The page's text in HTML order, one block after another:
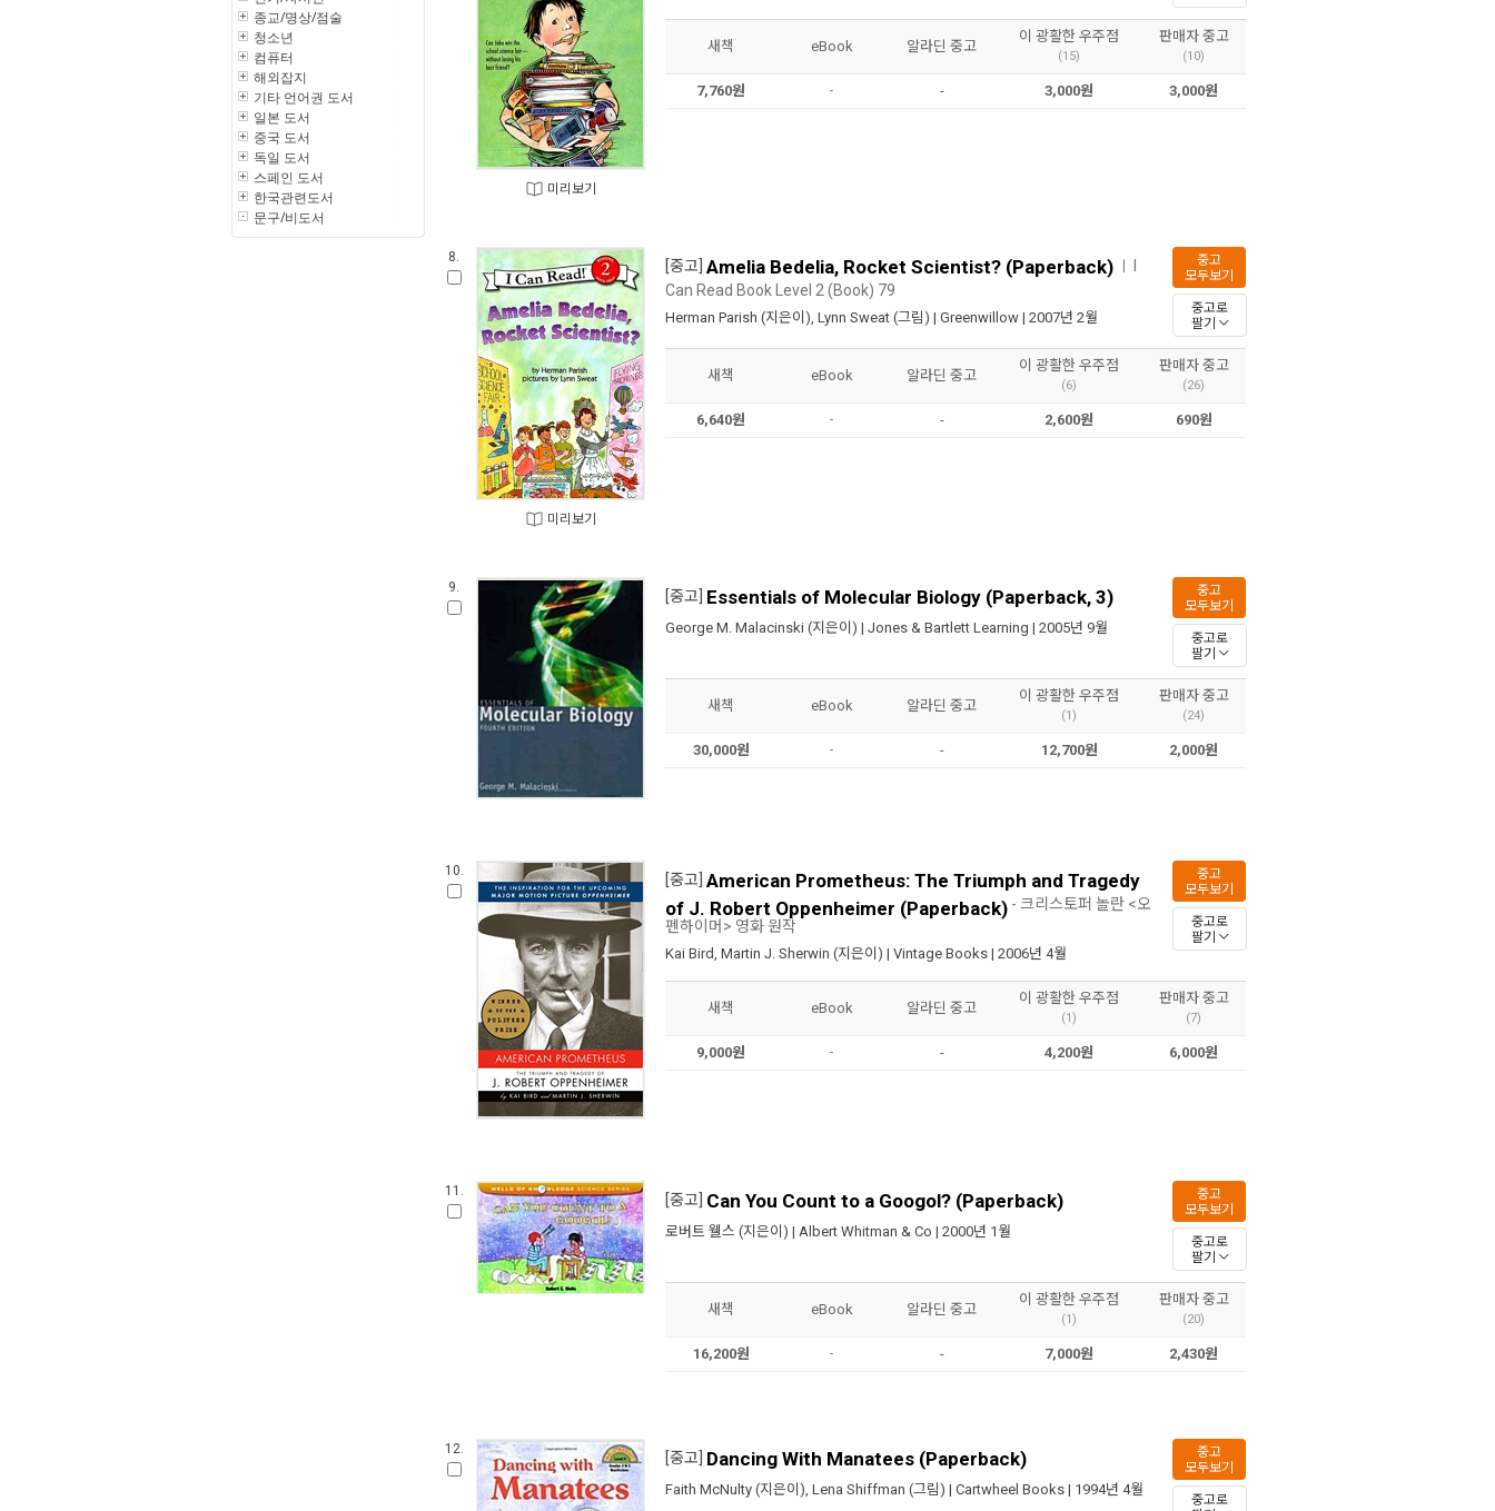
종교/명상/점술
청소년
컴퓨터
해외잡지
기타 언어권 도서
일본 도서
중국 도서
독일 도서
스페인 도서
한국관련도서
문구/비도서
미리보기
새책 eBook 알라딘 중고
이 광활한 우주점
(15)
판매자 중고
(10)
7,760원 - - 3,000원 3,000원
8.
미리보기
[중고] Amelia Bedelia, Rocket Scientist? (Paperback)
Can Read Book Level 2 (Book) 79
Herman Parish (지은이), Lynn Sweat (그림) | Greenwillow | 2007년 2월
중고
모두보기
중고로
팔기
새책 eBook 알라딘 중고
이 광활한 우주점
(6)
판매자 중고
(26)
6,640원 - - 2,600원 690원
9. [중고] Essentials of Molecular Biology (Paperback, 3)
George M. Malacinski (지은이) | Jones & Bartlett Learning | 2005년 9월
중고
모두보기
중고로
팔기
새책 eBook 알라딘 중고
이 광활한 우주점
(1)
판매자 중고
(24)
30,000원 - - 12,700원 2,000원
10. [중고] American Prometheus: The Triumph and Tragedy
of J. Robert Oppenheimer (Paperback) - 크리스토퍼 놀란 <오
펜하이머> 영화 원작
Kai Bird Martin J. Sherwin (지은이) | Vintage Books | 2006년 4월
중고
모두보기
중고로
팔기
새책 eBook 알라딘 중고
이 광활한 우주점
(1)
판매자 중고
(7)
9,000원 - - 4,200원 6,000원
11. [중고] Can You Count to a Googol? (Paperback)
로버트 웰스 (지은이) | Albert Whitman & Co | 2000년 1월
중고
모두보기
중고로
팔기
새책 eBook 알라딘 중고
이 광활한 우주점
(1)
판매자 중고
(20)
16,200원 - - 7,000원 2,430원
12. [중고] Dancing With Manatees (Paperback)
Faith McNulty (지은이), Lena Shiffman (그림) | Cartwheel Books | 1994년 4월
중고
모두보기
중고로